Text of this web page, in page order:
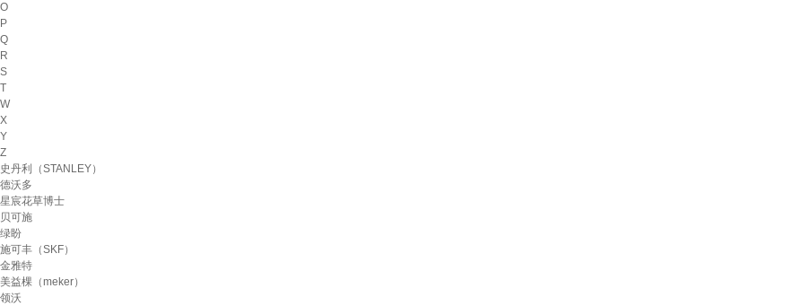
O
P
Q
R
S
T
W
X
Y
Z
史丹利（STANLEY）
德沃多
星宸花草博士
贝可施
绿盼
施可丰（SKF）
金雅特
美益棵（meker）
领沃